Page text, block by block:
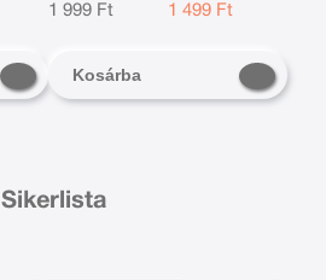
1 999 Ft 1 499 Ft
Kosárba
Sikerlista